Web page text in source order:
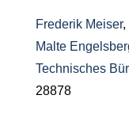
Frederik Meiser,
Malte
Technisches
28878